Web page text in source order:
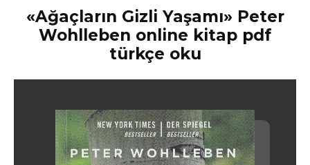
«Ağaçların Gizli Yaşamı» Peter
Wohlleben online kitap pdf
türkçe oku